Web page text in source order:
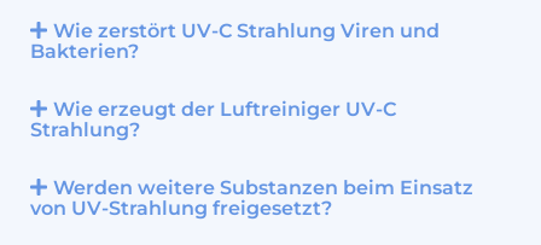
Wie zerstört UV-C Strahlung Viren und
Bakterien?
Wie erzeugt der Luftreiniger UV-C
Strahlung?
Werden weitere Substanzen beim Einsatz
von UV-Strahlung freigesetzt?